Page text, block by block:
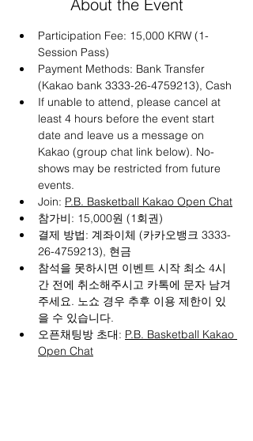
About the Event
Participation Fee: 15,000 KRW (1-
Session Pass)
Payment Methods: Bank Transfer
(Kakao bank 3333-26-4759213), Cash
If unable to attend, please cancel at
least 4 hours before the event start
date and leave us a message on
Kakao (group chat link below). No-
shows may be restricted from future
events.
Join: P.B. Basketball Kakao Open Chat
참가비: 15,000원 (1회권)
결제 방법: 계좌이체 (카카오뱅크 3333-
26-4759213), 현금
참석을 못하시면 이벤트 시작 최소 4시
간 전에 취소해주시고 카톡에 문자 남겨
주세요. 노쇼 경우 추후 이용 제한이 있
을 수 있습니다.
오픈채팅방 초대: P.B. Basketball Kakao
Open Chat